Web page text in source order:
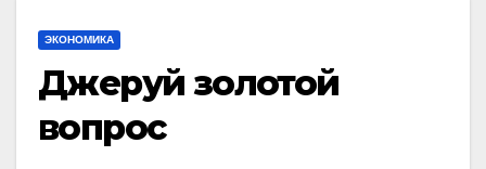
ЭКОНОМИКА
Джеруй золотой
вопрос